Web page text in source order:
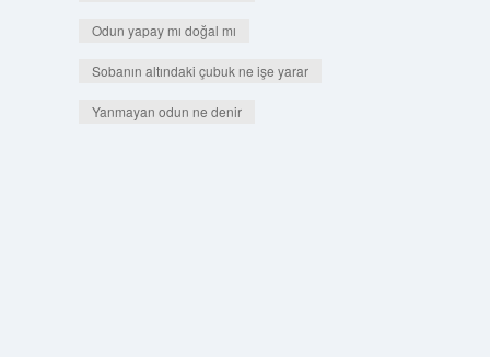
Odun yapay mı doğal mı
Sobanın altındaki çubuk ne işe yarar
Yanmayan odun ne denir